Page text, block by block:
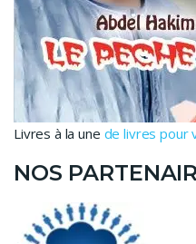
Livres à la une de livres pour
NOS